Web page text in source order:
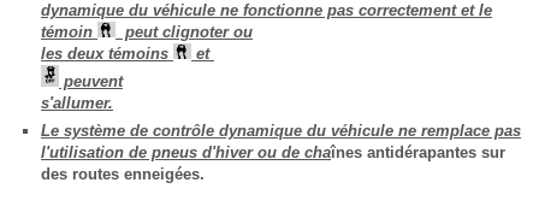
dynamique du véhicule ne fonctionne pas correctement et le
témoin
peut clignoter ou
les deux témoins
et
peuvent
s'allumer.
Le système de contrôle dynamique du véhicule ne remplace pas
l'utilisation de pneus d'hiver ou de chaînes antidérapantes sur
des routes enneigées.